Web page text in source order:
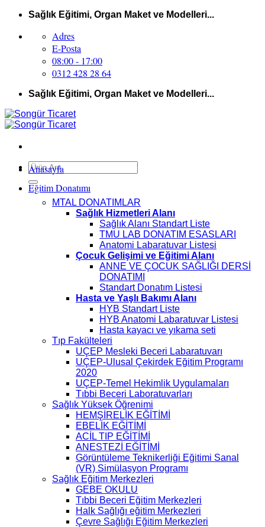
İçeriğeSağlık Eğitimi, Organ Maket ve Modelleri...
Adres
E-Posta
08:00 - 17:00
0312 428 28 64
Sağlık Eğitimi, Organ Maket ve Modelleri...
Ara:
Anasayfa
Eğitim Donatımı
MTAL DONATIMLAR
Sağlık Hizmetleri Alanı
Sağlık Alanı Standart Liste
TMU LAB DONATIM ESASLARI
Anatomi Labaratuvar Listesi
Çocuk Gelişimi ve Eğitimi Alanı
ANNE VE ÇOCUK SAĞLIĞI DERSİ
DONATIMI
Standart Donatım Listesi
Hasta ve Yaşlı Bakımı Alanı
HYB Standart Liste
HYB Anatomi Labaratuvar Listesi
Hasta kayacı ve yıkama seti
Tıp Fakülteleri
UÇEP Mesleki Beceri Labaratuvarı
UÇEP-Ulusal Çekirdek Eğitim Programı
2020
UÇEP-Temel Hekimlik Uygulamaları
Tıbbi Beceri Laboratuvarları
Sağlık Yüksek Öğrenimi
HEMŞİRELİK EĞİTİMİ
EBELİK EĞİTİMİ
ACİL TIP EĞİTİMİ
ANESTEZİ EĞİTİMİ
Görüntüleme Teknikerliği Eğitimi Sanal
(VR) Simülasyon Programı
Sağlık Eğitim Merkezleri
GEBE OKULU
Tıbbi Beceri Eğitim Merkezleri
Halk Sağlığı eğitim Merkezleri
Çevre Sağlığı Eğitim Merkezleri